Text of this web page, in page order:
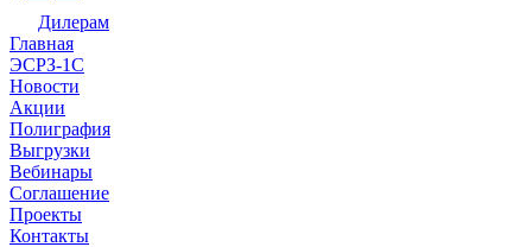
Дилерам
Главная
ЭСРЗ-1С
Новости
Акции
Полиграфия
Выгрузки
Вебинары
Соглашение
Проекты
Контакты